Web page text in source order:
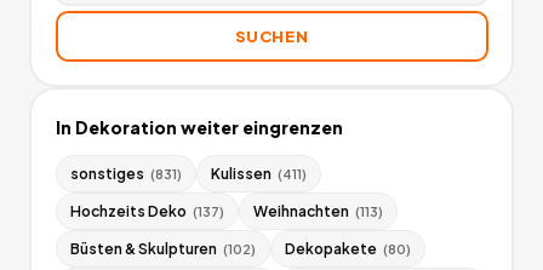
SUCHEN
In Dekoration weiter eingrenzen
sonstiges (831) Kulissen (411)
Hochzeits Deko (137) Weihnachten (113)
Büsten & Skulpturen (102) Dekopakete (80)